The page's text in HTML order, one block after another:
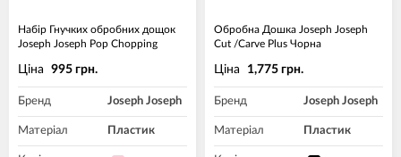
Набір Гнучких обробних дощок
Joseph Joseph Pop Chopping
Ціна 995 грн.
Бренд Joseph Joseph
Матеріал Пластик
Обробна Дошка Joseph Joseph
Cut /Carve Plus Чорна
Ціна 1,775 грн.
Бренд Joseph Joseph
Матеріал Пластик